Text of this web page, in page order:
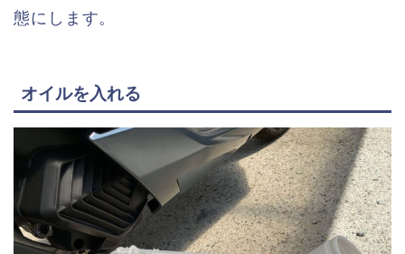
態にします。
オイルを入れる